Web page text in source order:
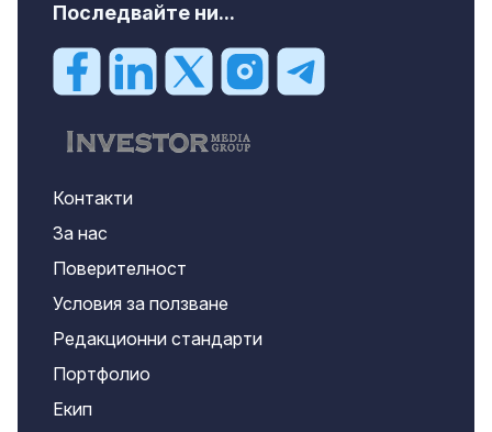
Последвайте ни...
Контакти
За нас
Поверителност
Условия за ползване
Редакционни стандарти
Портфолио
Екип